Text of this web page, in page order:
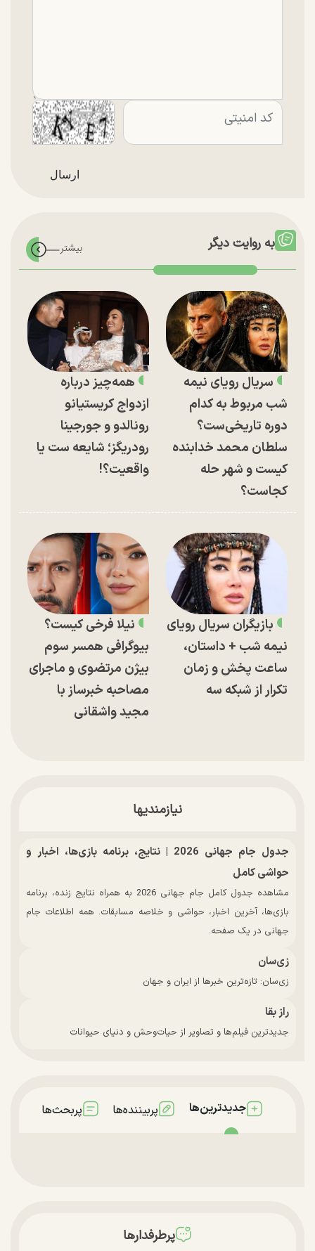
به روایت دیگر
سریال رویای نیمه
شب مربوط به کدام
دوره تاریخی‌ست؟
سلطان محمد خدابنده
کیست و شهر حله
کجاست؟
همه‌چیز درباره
ازدواج کریستیانو
رونالدو و جورجینا
رودریگز؛ شایعه ست یا
واقعیت؟!
بازیگران سریال رویای
نیمه شب + داستان،
ساعت پخش و زمان
تکرار از شبکه سه
نیلا فرخی کیست؟
بیوگرافی همسر سوم
بیژن مرتضوی و ماجرای
مصاحبه خبرساز با
مجید واشقانی
نیازمندیها
جدول جام جهانی 2026 | نتایج، برنامه بازی‌ها، اخبار و
حواشی کامل
مشاهده جدول کامل جام جهانی 2026 به همراه نتایج زنده، برنامه
بازی‌ها، آخرین اخبار، حواشی و خلاصه مسابقات. همه اطلاعات جام
جهانی در یک صفحه.
زی‌سان
زی‌سان: تازه‌ترین خبرها از ایران و جهان
راز بقا
جدیدترین فیلم‌ها و تصاویر از حیات‌وحش و دنیای حیوانات
جدیدترین‌ها پربیننده‌ها پربحث‌ها
پرطرفدارها